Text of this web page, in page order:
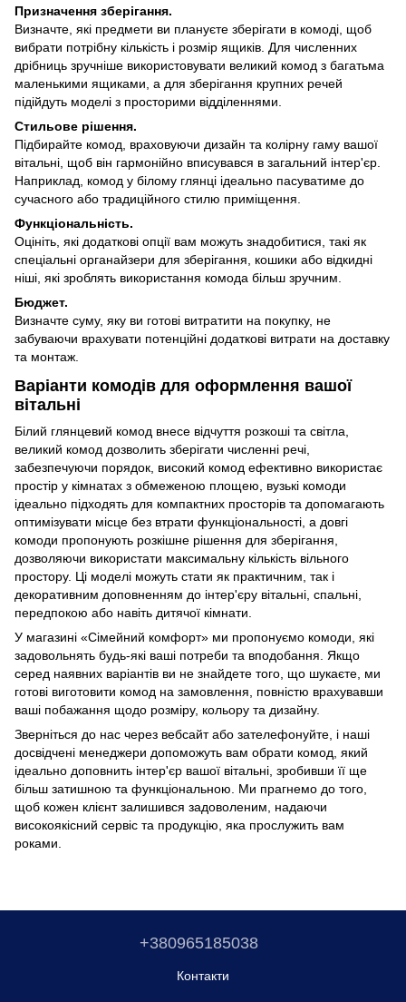
Призначення зберігання.
Визначте, які предмети ви плануєте зберігати в комоді, щоб
вибрати потрібну кількість і розмір ящиків. Для численних
дрібниць зручніше використовувати великий комод з багатьма
маленькими ящиками, а для зберігання крупних речей
підійдуть моделі з просторими відділеннями.
Стильове рішення.
Підбирайте комод, враховуючи дизайн та колірну гаму вашої
вітальні, щоб він гармонійно вписувався в загальний інтер'єр.
Наприклад, комод у білому глянці ідеально пасуватиме до
сучасного або традиційного стилю приміщення.
Функціональність.
Оцініть, які додаткові опції вам можуть знадобитися, такі як
спеціальні органайзери для зберігання, кошики або відкидні
ніші, які зроблять використання комода більш зручним.
Бюджет.
Визначте суму, яку ви готові витратити на покупку, не
забуваючи врахувати потенційні додаткові витрати на доставку
та монтаж.
Варіанти комодів для оформлення вашої
вітальні
Білий глянцевий комод внесе відчуття розкоші та світла,
великий комод дозволить зберігати численні речі,
забезпечуючи порядок, високий комод ефективно використає
простір у кімнатах з обмеженою площею, вузькі комоди
ідеально підходять для компактних просторів та допомагають
оптимізувати місце без втрати функціональності, а довгі
комоди пропонують розкішне рішення для зберігання,
дозволяючи використати максимальну кількість вільного
простору. Ці моделі можуть стати як практичним, так і
декоративним доповненням до інтер'єру вітальні, спальні,
передпокою або навіть дитячої кімнати.
У магазині «Сімейний комфорт» ми пропонуємо комоди, які
задовольнять будь-які ваші потреби та вподобання. Якщо
серед наявних варіантів ви не знайдете того, що шукаєте, ми
готові виготовити комод на замовлення, повністю врахувавши
ваші побажання щодо розміру, кольору та дизайну.
Зверніться до нас через вебсайт або зателефонуйте, і наші
досвідчені менеджери допоможуть вам обрати комод, який
ідеально доповнить інтер'єр вашої вітальні, зробивши її ще
більш затишною та функціональною. Ми прагнемо до того,
щоб кожен клієнт залишився задоволеним, надаючи
високоякісний сервіс та продукцію, яка прослужить вам
роками.
+380965185038
Контакти